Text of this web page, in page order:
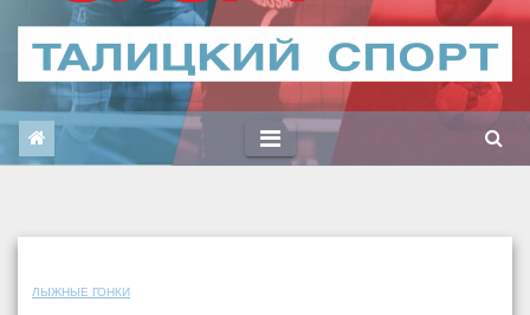
ЛЫЖНЫЕ ГОНКИ